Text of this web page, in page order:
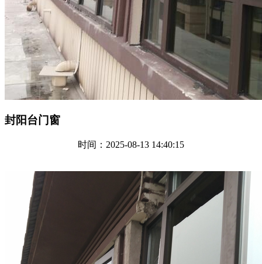
封阳台门窗
时间：2025-08-13 14:40:15